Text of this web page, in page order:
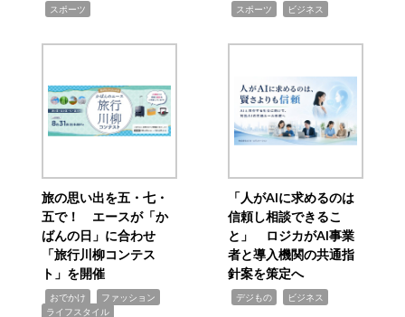
スポーツ スポーツ ビジネス
旅の思い出を五・七・
五で！ エースが「か
ばんの日」に合わせ
「旅行川柳コンテス
ト」を開催
おでかけ ファッション
ライフスタイル
「人がAIに求めるのは
信頼し相談できるこ
と」 ロジカがAI事業
者と導入機関の共通指
針案を策定へ
デジもの ビジネス